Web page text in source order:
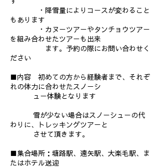
・降雪量によりコースが変わること
もあります
・カヌーツアーやタンチョウツアー
を組み合わせたツアーも出来
ます。予約の際にお問い合わせく
ださい
■内容 初めての方から経験者まで、それぞ
れの体力に合わせたスノーシ
ュー体験となります
雪が少ない場合はスノーシューの代
わりに、トレッキングツアーと
させて頂きます。
■集合場所：塘路駅、遠矢駅、大楽毛駅、ま
たはホテル送迎